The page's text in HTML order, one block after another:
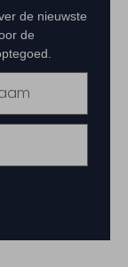
de nieuwste
de